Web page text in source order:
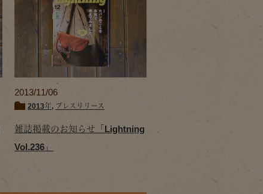
2013/11/06
2013年, プレスリリース
雑誌掲載のお知らせ「Lightning
Vol.236」